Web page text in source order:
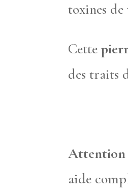
toxines
Cette
des traits
Attention
aide